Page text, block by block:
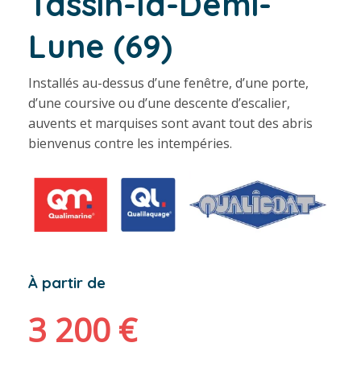
Lune (69)
Installés au-dessus d’une fenêtre, d’une porte,
d’une coursive ou d’une descente d’escalier,
auvents et marquises sont avant tout des abris
bienvenus contre les intempéries.
À partir de
3 200 €